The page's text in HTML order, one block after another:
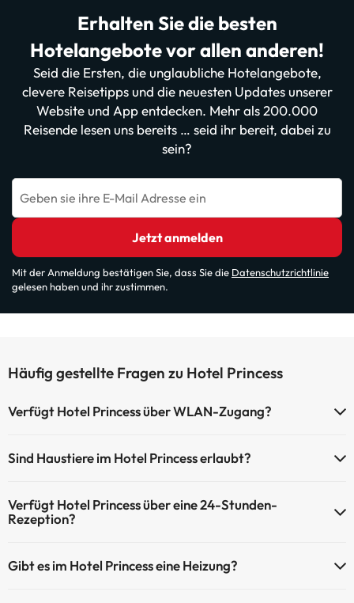
Erhalten Sie die besten
Hotelangebote vor allen anderen!
Seid die Ersten, die unglaubliche Hotelangebote,
clevere Reisetipps und die neuesten Updates unserer
Website und App entdecken. Mehr als 200.000
Reisende lesen uns bereits … seid ihr bereit, dabei zu
sein?
Geben sie ihre E-Mail Adresse ein
Jetzt anmelden
Mit der Anmeldung bestätigen Sie, dass Sie die Datenschutzrichtlinie
gelesen haben und ihr zustimmen.
Häufig gestellte Fragen zu Hotel Princess
Verfügt Hotel Princess über WLAN-Zugang?
Sind Haustiere im Hotel Princess erlaubt?
Verfügt Hotel Princess über eine 24-Stunden-
Rezeption?
Gibt es im Hotel Princess eine Heizung?